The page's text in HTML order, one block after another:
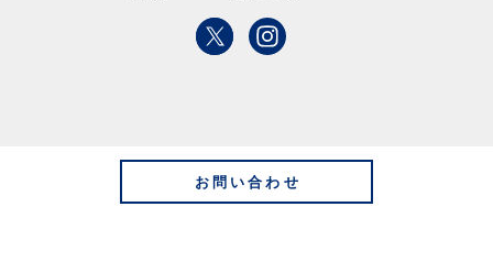
お問い合わせ